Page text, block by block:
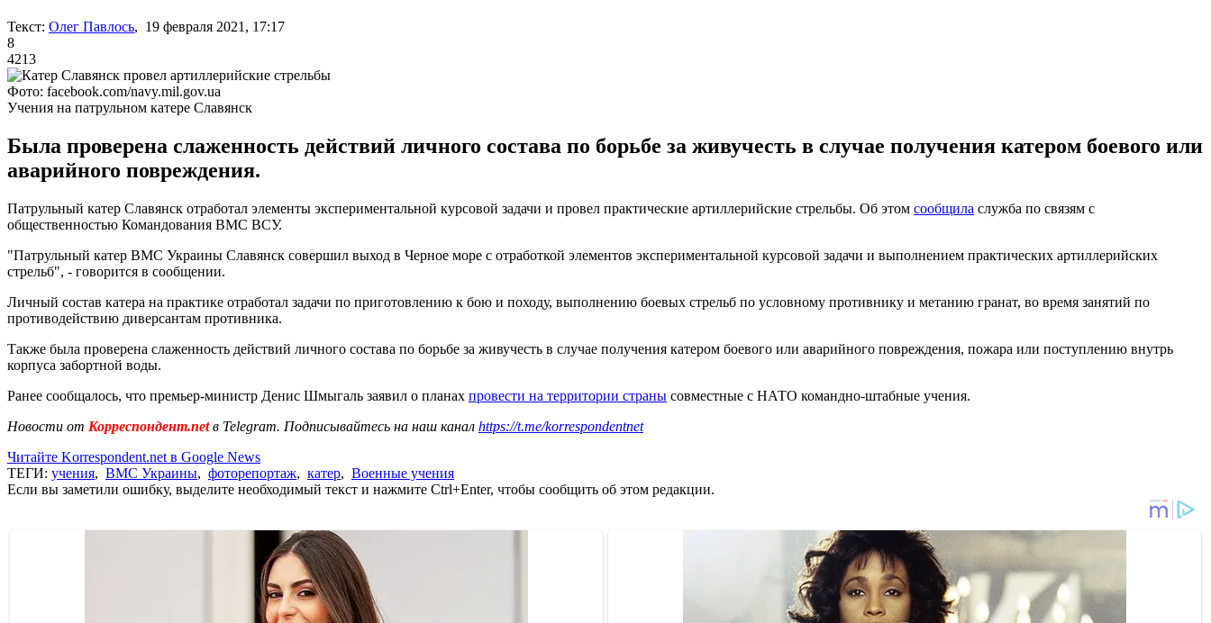
Текст: Олег Павлось, 19 февраля 2021, 17:17
8
4213
Фото: facebook.com/navy.mil.gov.ua
Учения на патрульном катере Славянск
Была проверена слаженность действий личного состава по борьбе за живучесть в случае получения катером боевого или
аварийного повреждения.
Патрульный катер Славянск отработал элементы экспериментальной курсовой задачи и провел практические артиллерийские стрельбы. Об этом сообщила служба по связям с
общественностью Командования ВМС ВСУ.
"Патрульный катер ВМС Украины Славянск совершил выход в Черное море с отработкой элементов экспериментальной курсовой задачи и выполнением практических артиллерийских
стрельб", - говорится в сообщении.
Личный состав катера на практике отработал задачи по приготовлению к бою и походу, выполнению боевых стрельб по условному противнику и метанию гранат, во время занятий по
противодействию диверсантам противника.
Также была проверена слаженность действий личного состава по борьбе за живучесть в случае получения катером боевого или аварийного повреждения, пожара или поступлению внутрь
корпуса забортной воды.
Ранее сообщалось, что премьер-министр Денис Шмыгаль заявил о планах провести на территории страны совместные с НАТО командно-штабные учения.
Новости от Корреспондент.netв Telegram. Подписывайтесь на наш канал https://t.me/korrespondentnet
Читайте Korrespondent.net в Google News
ТЕГИ: учения, ВМС Украины, фоторепортаж, катер, Военные учения
Если вы заметили ошибку, выделите необходимый текст и нажмите Ctrl+Enter, чтобы сообщить об этом редакции.